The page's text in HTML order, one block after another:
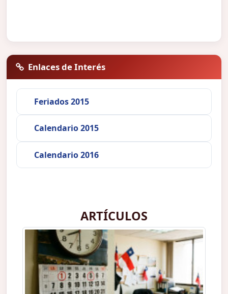
Enlaces de Interés
Feriados 2015
Calendario 2015
Calendario 2016
ARTÍCULOS